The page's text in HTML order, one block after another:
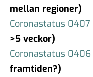
mellan regioner)
Coronastatus 0407
>5 veckor)
Coronastatus 0406
framtiden?)